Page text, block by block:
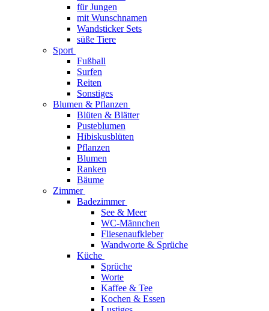
für Jungen
mit Wunschnamen
Wandsticker Sets
süße Tiere
Sport
Fußball
Surfen
Reiten
Sonstiges
Blumen & Pflanzen
Blüten & Blätter
Pusteblumen
Hibiskusblüten
Pflanzen
Blumen
Ranken
Bäume
Zimmer
Badezimmer
See & Meer
WC-Männchen
Fliesenaufkleber
Wandworte & Sprüche
Küche
Sprüche
Worte
Kaffee & Tee
Kochen & Essen